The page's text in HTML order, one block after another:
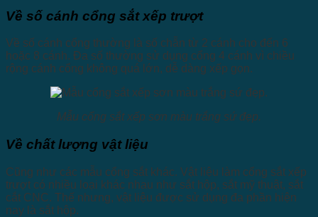
Về số cánh cổng sắt xếp trượt
Về số cánh cổng thường là số chẵn từ 2 cánh cho đến 6
hoặc 8 cánh. Đa số thường sử dụng cổng 4 cánh vì chiều
rộng cánh cổng không quá lớn, dễ dàng xếp gọn.
Mẫu cổng sắt xếp sơn màu trắng sứ đẹp.
Về chất lượng vật liệu
Cũng như các mẫu cổng sắt khác. Vật liệu làm cổng sắt xếp
trượt có nhiều loại khác nhau như sắt hộp, sắt mỹ thuật, sắt
cắt CNC. Thế nhưng, vật liệu được sử dụng đa phần hiện
nay là sắt hộp.